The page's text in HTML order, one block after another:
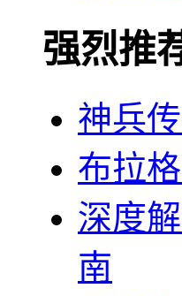
强烈推
神兵
布拉
深度
南